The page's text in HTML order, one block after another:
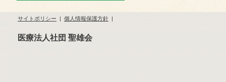
サイトポリシー | 個人情報保護方針 |
医療法人社団 聖雄会